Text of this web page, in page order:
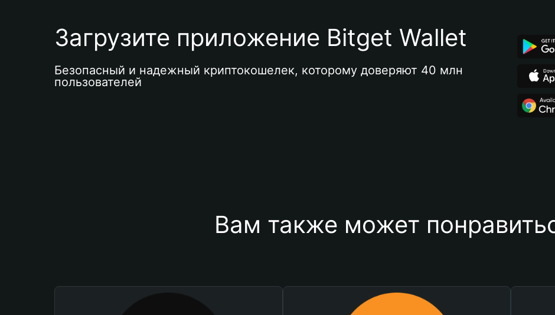
Загрузите приложение Bitget Wallet
Безопасный и надежный криптокошелек, которому доверяют 40 млн
пользователей
Вам также может